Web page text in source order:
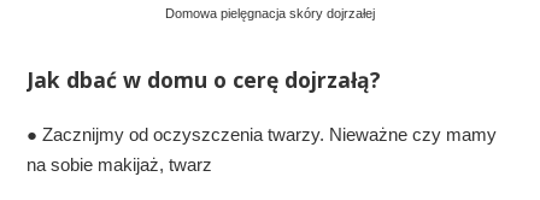
Domowa pielęgnacja skóry dojrzałej
Jak dbać w domu o cerę dojrzałą?
● Zacznijmy od oczyszczenia twarzy. Nieważne czy mamy
na sobie makijaż, twarz